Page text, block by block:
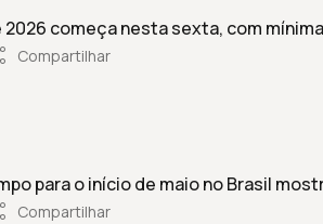
2026 começa nesta sexta, com
Compartilhar
para o início de maio no Brasil
Compartilhar